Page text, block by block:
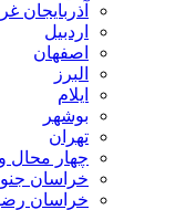
آذربایجان
اردبیل
اصفهان
البرز
ایلام
بوشهر
تهران
چهار محال
خراسان
خراسان